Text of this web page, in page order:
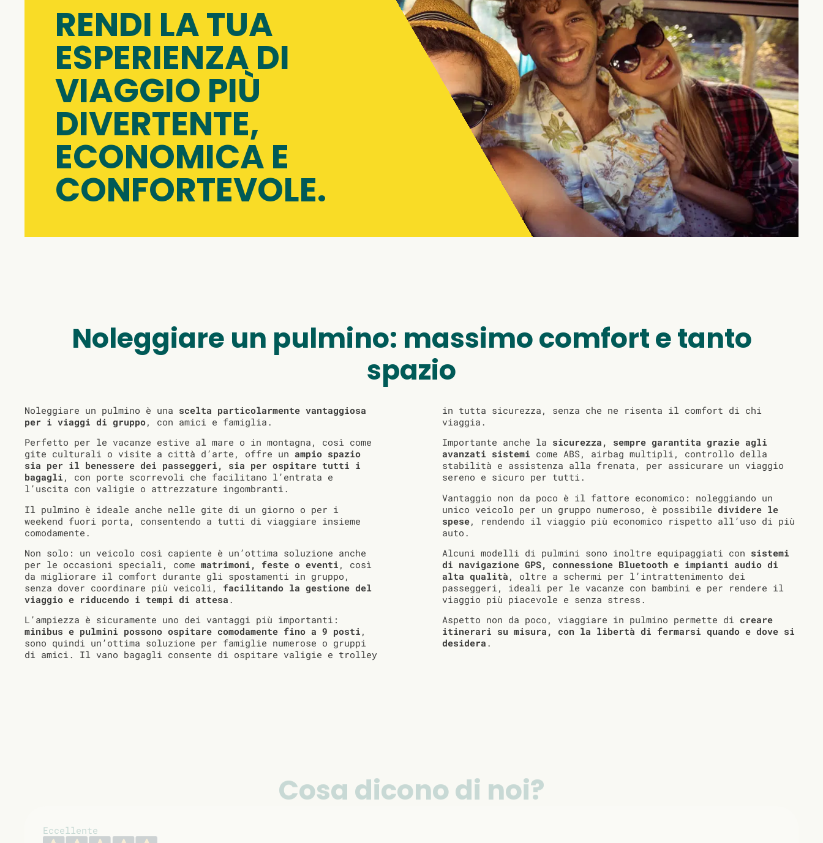
RENDI LA TUA
ESPERIENZA DI
VIAGGIO PIÙ
DIVERTENTE,
ECONOMICA E
CONFORTEVOLE.
Noleggiare un pulmino: massimo comfort e tanto
spazio
Noleggiare un pulmino è una scelta particolarmente vantaggiosa
per i viaggi di gruppo, con amici e famiglia.
Perfetto per le vacanze estive al mare o in montagna, così come
gite culturali o visite a città d’arte, offre un ampio spazio
sia per il benessere dei passeggeri, sia per ospitare tutti i
bagagli , con porte scorrevoli che facilitano l’entrata e
l’uscita con valigie o attrezzature ingombranti.
Il pulmino è ideale anche nelle gite di un giorno o per i
weekend fuori porta, consentendo a tutti di viaggiare insieme
comodamente.
Non solo: un veicolo così capiente è un’ottima soluzione anche
per le occasioni speciali, come matrimoni, feste o eventi , così
da migliorare il comfort durante gli spostamenti in gruppo,
senza dover coordinare più veicoli, facilitando la gestione del
viaggio e riducendo i tempi di attesa .
L’ampiezza è sicuramente uno dei vantaggi più importanti:
minibus e pulmini possono ospitare comodamente fino a 9 posti ,
sono quindi un’ottima soluzione per famiglie numerose o gruppi
di amici. Il vano bagagli consente di ospitare valigie e trolley
in tutta sicurezza, senza che ne risenta il comfort di chi
viaggia.
Importante anche la sicurezza, sempre garantita grazie agli
avanzati sistemi come ABS, airbag multipli, controllo della
stabilità e assistenza alla frenata, per assicurare un viaggio
sereno e sicuro per tutti.
Vantaggio non da poco è il fattore economico: noleggiando un
unico veicolo per un gruppo numeroso, è possibile dividere le
spese, rendendo il viaggio più economico rispetto all’uso di più
auto.
Alcuni modelli di pulmini sono inoltre equipaggiati con sistemi
di navigazione GPS, connessione Bluetooth e impianti audio di
alta qualità , oltre a schermi per l’intrattenimento dei
passeggeri, ideali per le vacanze con bambini e per rendere il
viaggio più piacevole e senza stress.
Aspetto non da poco, viaggiare in pulmino permette di creare
itinerari su misura, con la libertà di fermarsi quando e dove si
desidera .
Cosa dicono di noi?
Eccellente